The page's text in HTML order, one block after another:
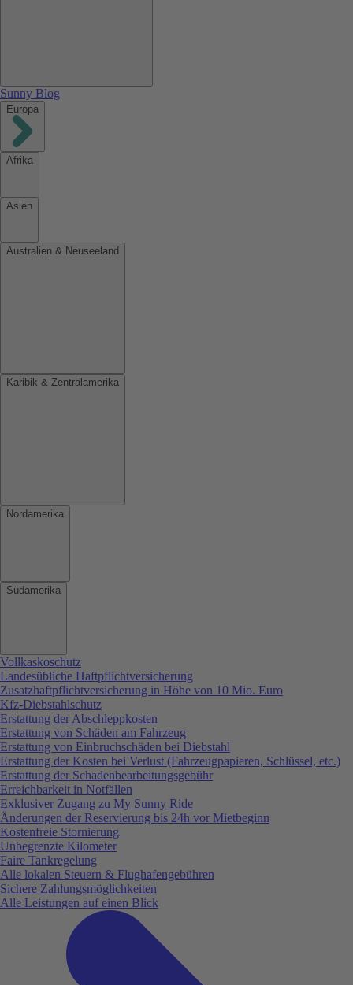
Sunny Blog
Europa
Afrika
Asien
Australien & Neuseeland
Karibik & Zentralamerika
Nordamerika
Südamerika
Vollkaskoschutz
Landesübliche Haftpflichtversicherung
Zusatzhaftpflichtversicherung in Höhe von 10 Mio. Euro
Kfz-Diebstahlschutz
Erstattung der Abschleppkosten
Erstattung von Schäden am Fahrzeug
Erstattung von Einbruchschäden bei Diebstahl
Erstattung der Kosten bei Verlust (Fahrzeugpapieren, Schlüssel, etc.)
Erstattung der Schadenbearbeitungsgebühr
Erreichbarkeit in Notfällen
Exklusiver Zugang zu My Sunny Ride
Änderungen der Reservierung bis 24h vor Mietbeginn
Kostenfreie Stornierung
Unbegrenzte Kilometer
Faire Tankregelung
Alle lokalen Steuern & Flughafengebühren
Sichere Zahlungsmöglichkeiten
Alle Leistungen auf einen Blick